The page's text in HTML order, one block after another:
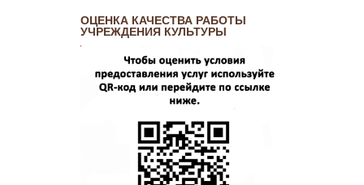
ОЦЕНКА КАЧЕСТВА РАБОТЫ
УЧРЕЖДЕНИЯ КУЛЬТУРЫ